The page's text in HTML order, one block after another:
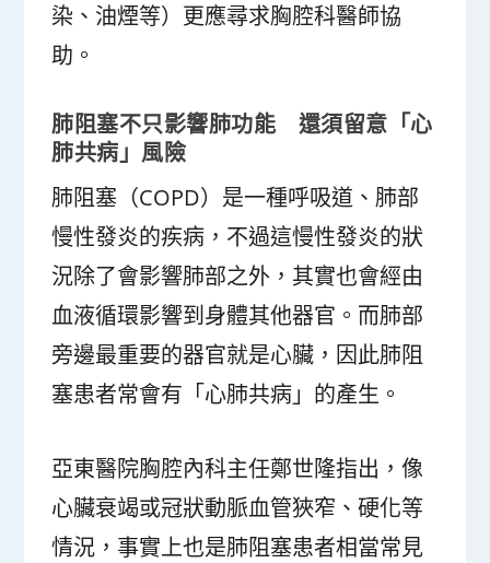
染、油煙等）更應尋求胸腔科醫師協
助。
肺阻塞不只影響肺功能 還須留意「心
肺共病」風險
肺阻塞（COPD）是一種呼吸道、肺部
慢性發炎的疾病，不過這慢性發炎的狀
況除了會影響肺部之外，其實也會經由
血液循環影響到身體其他器官。而肺部
旁邊最重要的器官就是心臟，因此肺阻
塞患者常會有「心肺共病」的產生。
亞東醫院胸腔內科主任鄭世隆指出，像
心臟衰竭或冠狀動脈血管狹窄、硬化等
情況，事實上也是肺阻塞患者相當常見